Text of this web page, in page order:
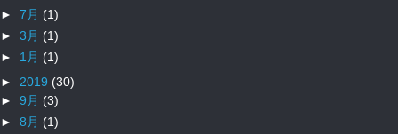
► 7月 (1)
► 3月 (1)
► 1月 (1)
► 2019 (30)
► 9月 (3)
► 8月 (1)